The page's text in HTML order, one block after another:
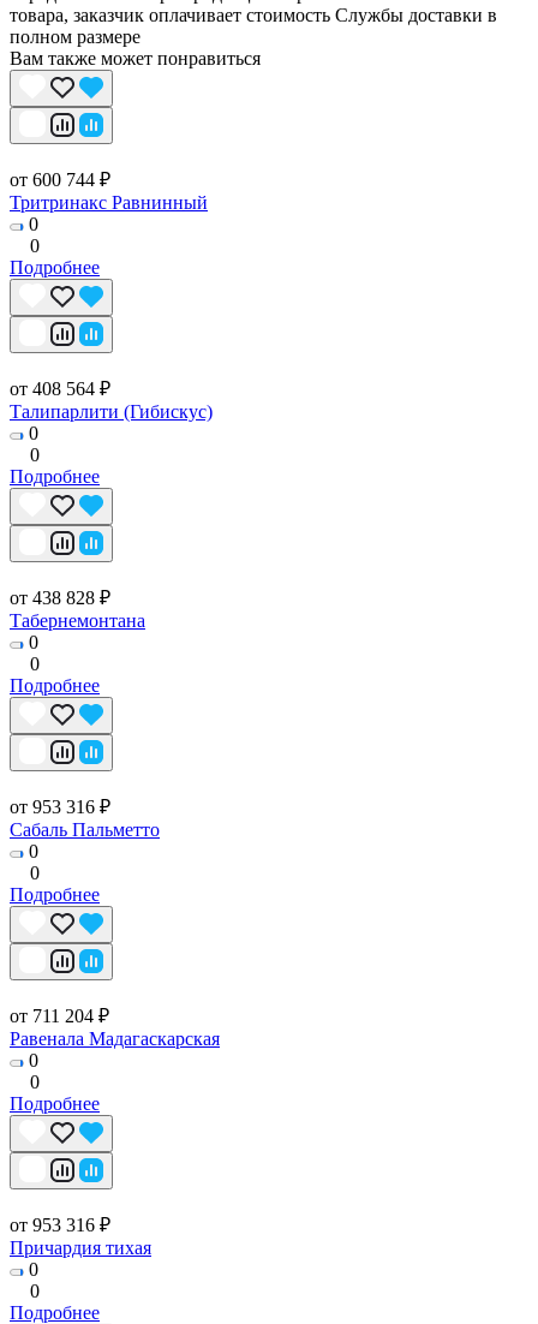
товара, заказчик оплачивает стоимость Службы доставки в
полном размере
Вам также может понравиться
от 600 744 ₽
Тритринакс Равнинный
0
0
Подробнее
от 408 564 ₽
Талипарлити (Гибискус)
0
0
Подробнее
от 438 828 ₽
Табернемонтана
0
0
Подробнее
от 953 316 ₽
Сабаль Пальметто
0
0
Подробнее
от 711 204 ₽
Равенала Мадагаскарская
0
0
Подробнее
от 953 316 ₽
Причардия тихая
0
0
Подробнее